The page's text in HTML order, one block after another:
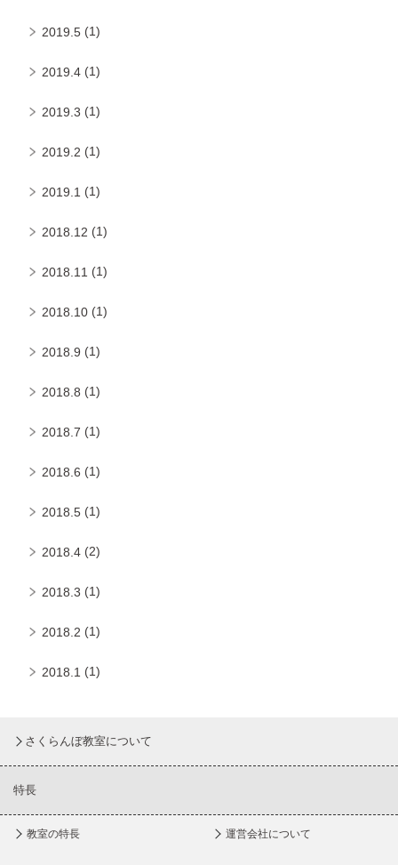
2019.5 (1)
2019.4 (1)
2019.3 (1)
2019.2 (1)
2019.1 (1)
2018.12 (1)
2018.11 (1)
2018.10 (1)
2018.9 (1)
2018.8 (1)
2018.7 (1)
2018.6 (1)
2018.5 (1)
2018.4 (2)
2018.3 (1)
2018.2 (1)
2018.1 (1)
さくらんぼ教室について
特長
教室の特長 運営会社について